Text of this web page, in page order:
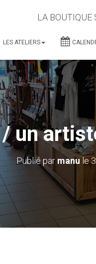
LA BOUTIQUE
LES ATELIERS
un
Publié par manule